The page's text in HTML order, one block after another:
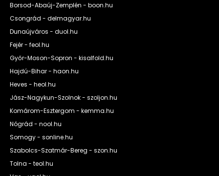
Borsod-Abaúj-Zemplén - boon.hu
Csongrád - delmagyar.hu
Dunaújváros - duol.hu
Fejér - feol.hu
Győr-Moson-Sopron - kisalfold.hu
Hajdú-Bihar - haon.hu
Heves - heol.hu
Jász-Nagykun-Szolnok - szoljon.hu
Komárom-Esztergom - kemma.hu
Nógrád - nool.hu
Somogy - sonline.hu
Szabolcs-Szatmár-Bereg - szon.hu
Tolna - teol.hu